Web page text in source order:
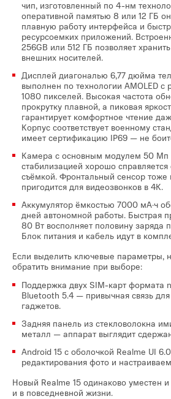
чип, изготовленный по 4-нм
оперативной памятью 8 или 12 ГБ
плавную работу интерфейса и
ресурсоемких приложений.
256GB или 512 ГБ позволяет
внешних носителей.
Дисплей диагональю 6,77 дюйма
выполнен по технологии AMOLED
1080 пикселей. Высокая частота
прокрутку плавной, а пиковая
гарантирует комфортное чтение
Корпус соответствует военному
имеет сертификацию IP69 — не
Камера с основным модулем 50 Мп
стабилизацией хорошо
съёмкой. Фронтальный сенсор
пригодится для видеозвонков в 4K.
Аккумулятор ёмкостью 7000 мА·ч
дней автономной работы. Быстрая
80 Вт восполняет половину заряда
Блок питания и кабель идут в
Если выделить ключевые параметры,
обратить внимание при выборе:
Поддержка двух SIM-карт формата
Bluetooth 5.4 — привычная связь
гаджетов.
Задняя панель из стекловолокна
металл — аппарат выглядит
Android 15 с оболочкой Realme UI
редактирования фото и
Новый Realme 15 одинаково уместен
и в повседневной жизни.